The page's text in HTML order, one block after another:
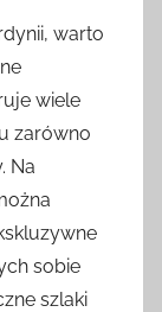
warto
wiele
zarówno
Na
sobie
szlaki